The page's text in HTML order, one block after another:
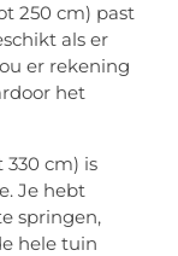
250 cm) past
als er
er rekening
het
cm) is
Je hebt
springen,
hele tuin